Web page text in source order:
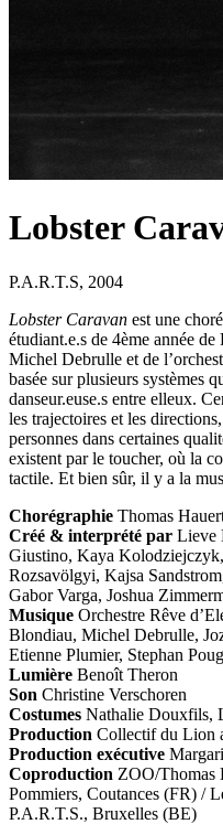
Lobster
P.A.R.T.S, 2004
Lobster Caravan est une
étudiant.e.s de 4ème année
Michel Debrulle et de
basée sur plusieurs systèmes
danseur.euse.s entre elleux.
les trajectoires et les
personnes dans certaines
existent par le toucher, où la
tactile. Et bien sûr, il y a la
Chorégraphie Thomas
Créé & interprété par Lieve
Giustino, Kaya
Rozsavölgyi, Kajsa
Gabor Varga, Joshua
Musique Orchestre Rêve
Blondiau, Michel Debrulle,
Etienne Plumier, Stephan
Lumière Benoît Theron
Son Christine Verschoren
Costumes Nathalie Douxfils,
Production Collectif du Lion
Production exécutive
Coproduction ZOO/Thomas
Pommiers, Coutances (FR) /
P.A.R.T.S., Bruxelles (BE)